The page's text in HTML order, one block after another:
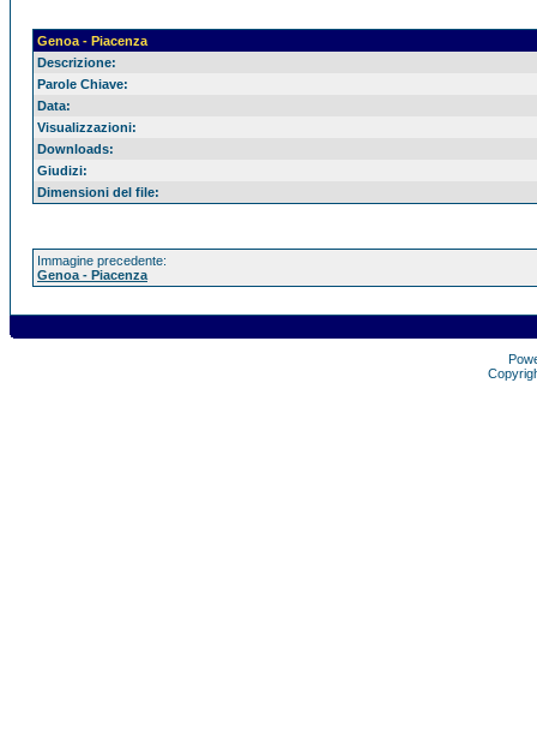
Genoa - Piacenza
Descrizione:
Parole Chiave:
Data:
Visualizzazioni:
Downloads:
Giudizi:
Dimensioni del file:
Immagine precedente:
Genoa - Piacenza